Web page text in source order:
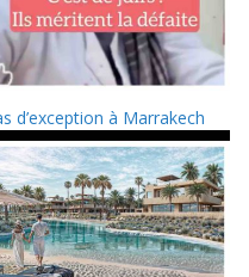
d’exception à Marrakech